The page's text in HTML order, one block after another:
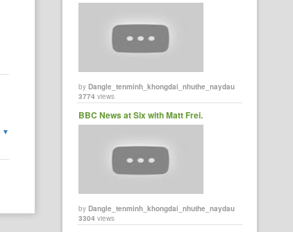
▼
byDangle_tenminh_khongdai_nhuthe_naydau
3774 views
BBC News at Six with Matt Frei.
byDangle_tenminh_khongdai_nhuthe_naydau
3304 views